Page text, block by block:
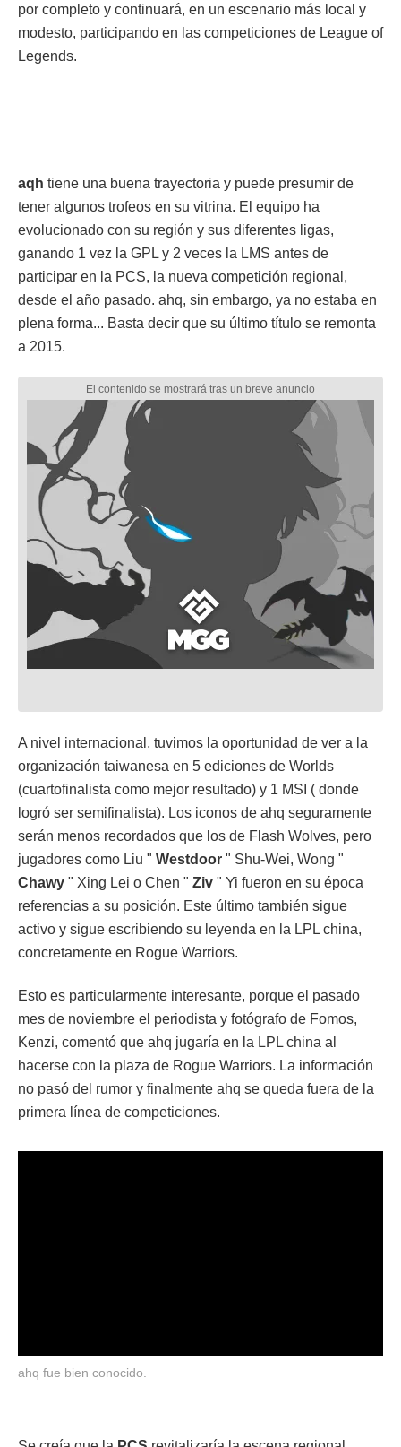
por completo y continuará, en un escenario más local y
modesto, participando en las competiciones de League of
Legends.
aqh tiene una buena trayectoria y puede presumir de
tener algunos trofeos en su vitrina. El equipo ha
evolucionado con su región y sus diferentes ligas,
ganando 1 vez la GPL y 2 veces la LMS antes de
participar en la PCS, la nueva competición regional,
desde el año pasado. ahq, sin embargo, ya no estaba en
plena forma... Basta decir que su último título se remonta
a 2015.
A nivel internacional, tuvimos la oportunidad de ver a la
organización taiwanesa en 5 ediciones de Worlds
(cuartofinalista como mejor resultado) y 1 MSI ( donde
logró ser semifinalista). Los iconos de ahq seguramente
serán menos recordados que los de Flash Wolves, pero
jugadores como Liu " Westdoor " Shu-Wei, Wong "
Chawy " Xing Lei o Chen " Ziv " Yi fueron en su época
referencias a su posición. Este último también sigue
activo y sigue escribiendo su leyenda en la LPL china,
concretamente en Rogue Warriors.
Esto es particularmente interesante, porque el pasado
mes de noviembre el periodista y fotógrafo de Fomos,
Kenzi, comentó que ahq jugaría en la LPL china al
hacerse con la plaza de Rogue Warriors. La información
no pasó del rumor y finalmente ahq se queda fuera de la
primera línea de competiciones.
ahq fue bien conocido.